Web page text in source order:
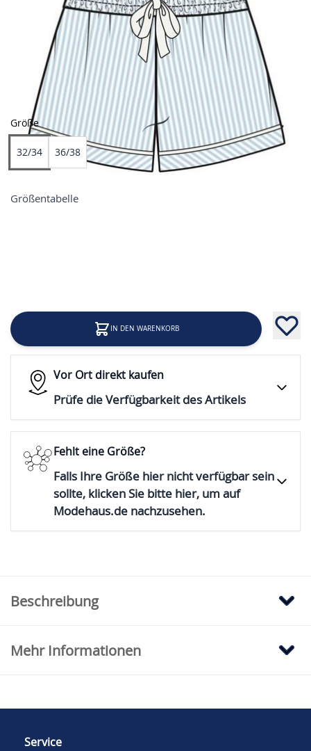
Größe
32/34 36/38
Größentabelle
IN DEN WARENKORB
Vor Ort direkt kaufen
Prüfe die Verfügbarkeit des Artikels
Fehlt eine Größe?
Falls Ihre Größe hier nicht verfügbar sein
sollte, klicken Sie bitte hier, um auf
Modehaus.de nachzusehen.
Beschreibung
Mehr Informationen
Service